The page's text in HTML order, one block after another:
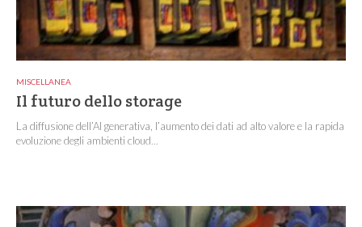
MISCELLANEA
Il futuro dello storage
La diffusione dell’AI generativa, l’aumento dei dati ad alto valore e la rapida
evoluzione degli ambienti cloud...